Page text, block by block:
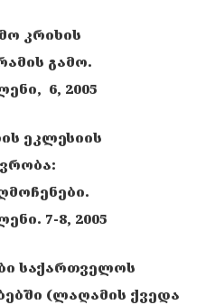
კრიხის
გამო.
6, 2005
ეკლესიის
7-8, 2005
საქართველოს
(ლაღამის ქვედა